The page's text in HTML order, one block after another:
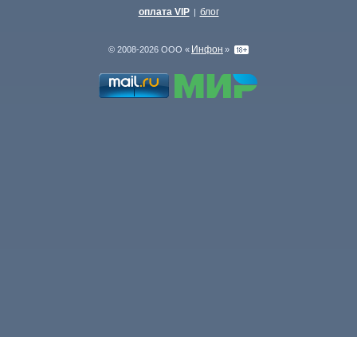
оплата VIP | блог
© 2008-2026 ООО « Инфон »